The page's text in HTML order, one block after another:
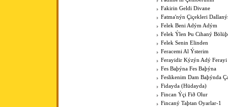
Fakirin Geldi Divane
Fatma'nýn Çiçekleri
Felek Beni Adým Adým
Felek Ýlen Þu Cihaný
Felek Senin Elinden
Feracemi Al Ýsterim
Ferayidir Kýzýn Adý Ferayi
Fes Baþýna Fes Baþýna
Feslikenim Dam Baþýnda
Fidayda (Hüdayda)
Fincan Ýçi Fið Olur
Fincaný Taþtan Oyarlar-1